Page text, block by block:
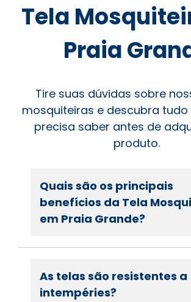
Tela
Praia
Tire suas dúvidas sobre
mosquiteiras e descubra tudo
precisa saber antes de
produto.
Quais são os principais
benefícios da Tela
em Praia Grande?
As telas são resistentes a
intempéries?